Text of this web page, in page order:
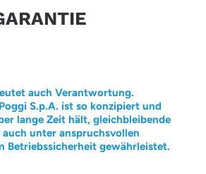
auch Verantwortung.
S.p.A. ist so konzipiert und
lange Zeit hält, gleichbleibende
unter anspruchsvollen
Betriebssicherheit gewährleistet.